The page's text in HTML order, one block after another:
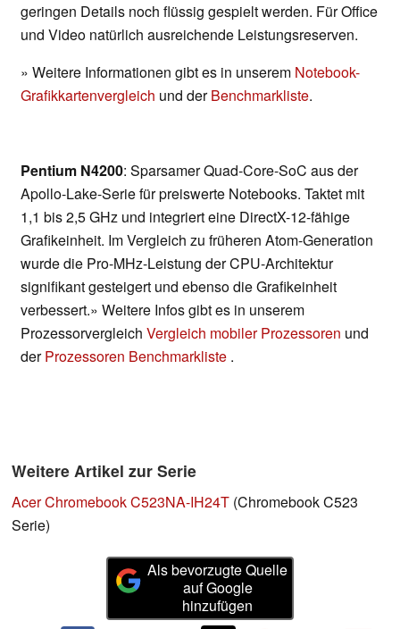
geringen Details noch flüssig gespielt werden. Für Office
und Video natürlich ausreichende Leistungsreserven.
» Weitere Informationen gibt es in unserem Notebook-
Grafikkartenvergleich und derBenchmarkliste.
Pentium N4200: Sparsamer Quad-Core-SoC aus der
Apollo-Lake-Serie für preiswerte Notebooks. Taktet mit
1,1 bis 2,5 GHz und integriert eine DirectX-12-fähige
Grafikeinheit. Im Vergleich zu früheren Atom-Generation
wurde die Pro-MHz-Leistung der CPU-Architektur
signifikant gesteigert und ebenso die Grafikeinheit
verbessert.» Weitere Infos gibt es in unserem
Prozessorvergleich Vergleich mobiler Prozessoren und
derProzessoren Benchmarkliste .
Weitere Artikel zur Serie
Acer Chromebook C523NA-IH24T (Chromebook C523
Serie)
Als bevorzugte Quelle
auf Google
hinzufügen